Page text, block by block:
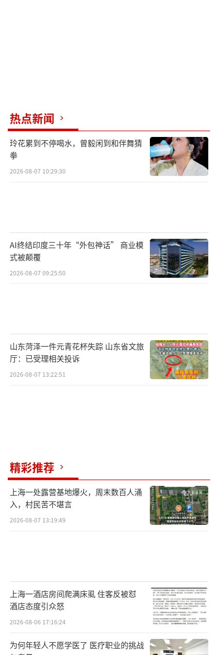
热点新闻
玲花累到不停喝水，曾毅闲到和伴舞猜
拳
2026-08-07 10:29:30
AI终结印度三十年“外包神话” 商业模
式被颠覆
2026-08-07 09:25:50
山东菏泽一件元青花杯失踪 山东省文旅
厅：已受理相关投诉
2026-08-07 13:22:51
精彩推荐
上海一处露营基地爆火，周末数百人涌
入，村民苦不堪言
2026-08-07 13:19:49
上海一酒店房间爬满床虱 住客反被怼
酒店态度引众怒
2026-08-06 17:16:24
为何年轻人不愿学医了 医疗职业的挑战